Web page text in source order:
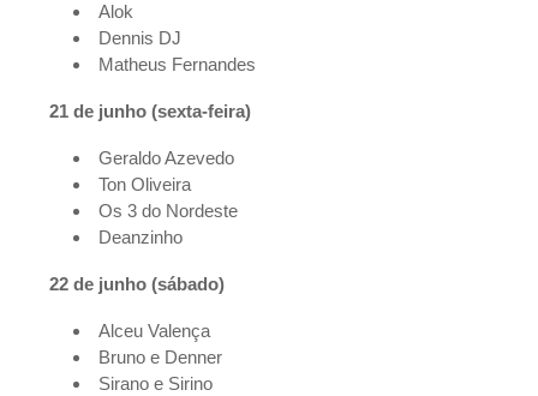
Alok
Dennis DJ
Matheus Fernandes
21 de junho (sexta-feira)
Geraldo Azevedo
Ton Oliveira
Os 3 do Nordeste
Deanzinho
22 de junho (sábado)
Alceu Valença
Bruno e Denner
Sirano e Sirino